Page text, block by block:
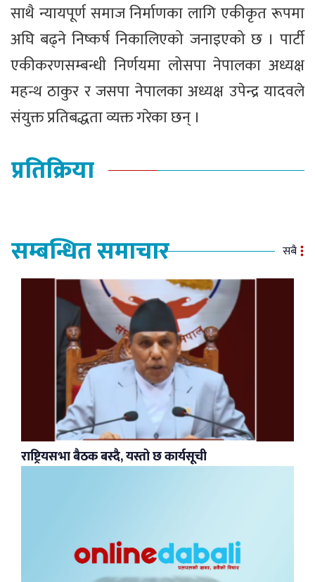
साथै न्यायपूर्ण समाज निर्माणका लागि एकीकृत रूपमा
अघि बढ्ने निष्कर्ष निकालिएको जनाइएको छ । पार्टी
एकीकरणसम्बन्धी निर्णयमा लोसपा नेपालका अध्यक्ष
महन्थ ठाकुर र जसपा नेपालका अध्यक्ष उपेन्द्र यादवले
संयुक्त प्रतिबद्धता व्यक्त गरेका छन् ।
प्रतिक्रिया
सम्बन्धित समाचार सबै
राष्ट्रियसभा बैठक बस्दै, यस्तो छ कार्यसूची